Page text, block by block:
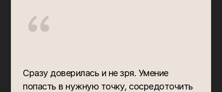
“
Сразу доверилась и не зря. Умение
попасть в нужную точку, сосредоточить